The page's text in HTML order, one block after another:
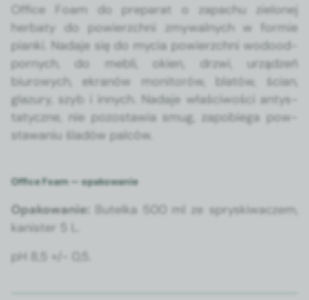
Office Foam do preparat o zapachu zielonej
herbaty do powierzch­ni zmy­wal­nych w formie
pian­ki. Nada­je się do mycia powierzch­ni wodoo­d­
pornych, do mebli, okien, drzwi, urządzeń
biurowych, ekranów mon­i­torów, blatów, ścian,
glazury, szyb i innych. Nada­je właś­ci­woś­ci antys­
taty­czne, nie pozostaw­ia smug, zapo­b­ie­ga pow­
stawa­niu śladów pal­ców.
Office Foam — opakowanie
Opakowanie:
Butel­ka 500 ml ze spryski­waczem,
kanis­ter 5 L.
pH 8,5 +/- 0,5.